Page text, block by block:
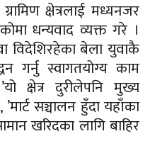
क्षेत्रलाई मध्यनजर
धन्यवाद व्यक्त गरे ।
विदेशिरहेका बेला युवाकै
गर्नु स्वागतयोग्य काम
क्षेत्र दुरीलेपनि मुख्य
सञ्चालन हुँदा यहाँका
खरिदका लागि बाहिर